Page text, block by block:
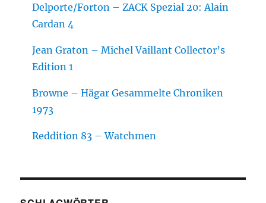
Delporte/Forton – ZACK Spezial 20: Alain
Cardan 4
Jean Graton – Michel Vaillant Collector’s
Edition 1
Browne – Hägar Gesammelte Chroniken
1973
Reddition 83 – Watchmen